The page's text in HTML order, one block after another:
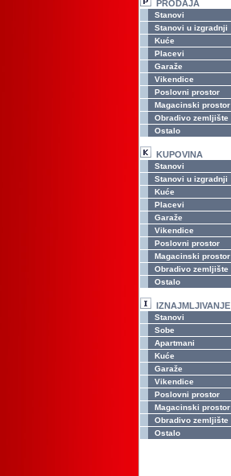
PRODAJA
Stanovi
Stanovi u izgradnji
Kuće
Placevi
Garaže
Vikendice
Poslovni prostor
Magacinski prostor
Obradivo zemljište
Ostalo
KUPOVINA
Stanovi
Stanovi u izgradnji
Kuće
Placevi
Garaže
Vikendice
Poslovni prostor
Magacinski prostor
Obradivo zemljište
Ostalo
IZNAJMLJIVANJE
Stanovi
Sobe
Apartmani
Kuće
Garaže
Vikendice
Poslovni prostor
Magacinski prostor
Obradivo zemljište
Ostalo